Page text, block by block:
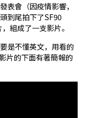
表會（因疫情影響，
到尾拍下了SF90
組成了一支影片。
是不懂英文，用看的
片的下面有著簡報的